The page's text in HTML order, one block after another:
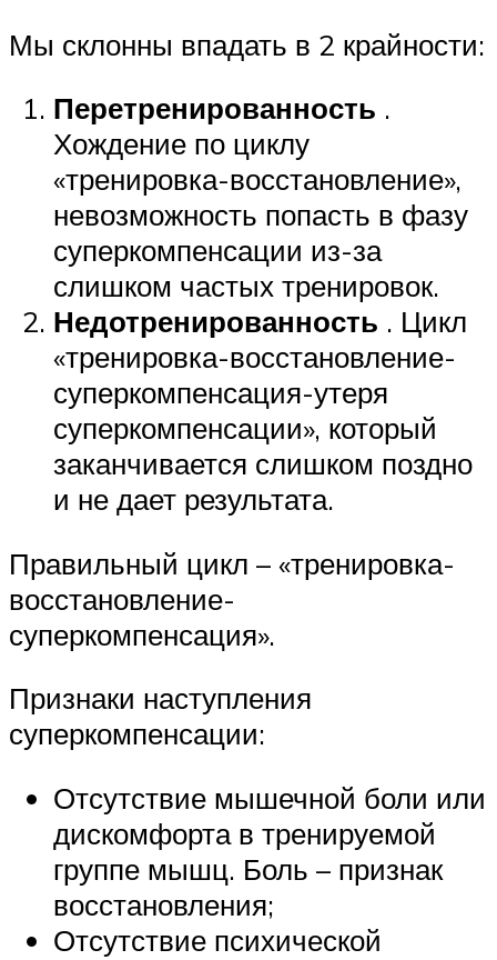
Мы склонны впадать в 2 крайности:
Перетренированность .
Хождение по циклу
«тренировка-восстановление»,
невозможность попасть в фазу
суперкомпенсации из-за
слишком частых тренировок.
Недотренированность . Цикл
«тренировка-восстановление-
суперкомпенсация-утеря
суперкомпенсации», который
заканчивается слишком поздно
и не дает результата.
Правильный цикл – «тренировка-
восстановление-
суперкомпенсация».
Признаки наступления
суперкомпенсации:
Отсутствие мышечной боли или
дискомфорта в тренируемой
группе мышц. Боль – признак
восстановления;
Отсутствие психической